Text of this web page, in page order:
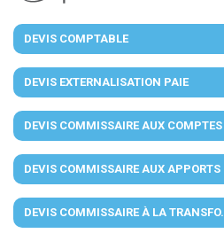
DEVIS COMPTABLE
DEVIS EXTERNALISATION PAIE
DEVIS COMMISSAIRE AUX COMPTES
DEVIS COMMISSAIRE AUX APPORTS
DEVIS COMMISSAIRE À LA TRANSFO.